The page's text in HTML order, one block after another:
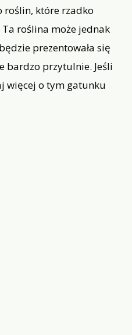
roślin, które rzadko
roślina może jednak
prezentowała się
bardzo przytulnie. Jeśli
więcej o tym gatunku